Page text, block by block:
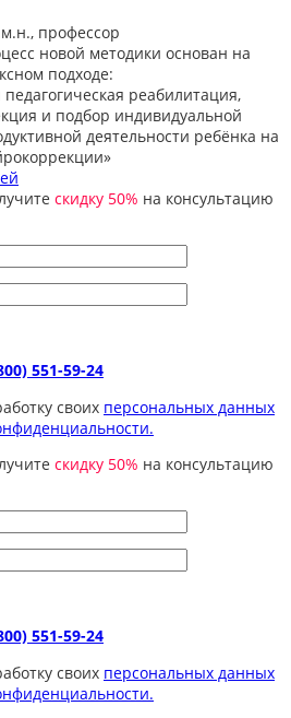
профессор
новой методики основан на
подходе:
реабилитация,
и подбор индивидуальной
деятельности ребёнка на
скидку 50% на консультацию
551-59-24
своих персональных данных
скидку 50% на консультацию
551-59-24
своих персональных данных